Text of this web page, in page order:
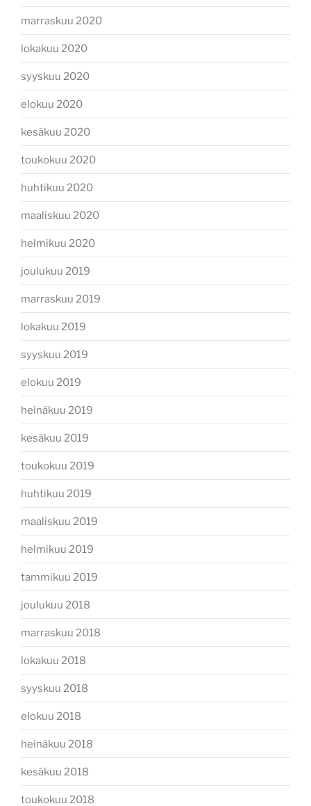
marraskuu 2020
lokakuu 2020
syyskuu 2020
elokuu 2020
kesäkuu 2020
toukokuu 2020
huhtikuu 2020
maaliskuu 2020
helmikuu 2020
joulukuu 2019
marraskuu 2019
lokakuu 2019
syyskuu 2019
elokuu 2019
heinäkuu 2019
kesäkuu 2019
toukokuu 2019
huhtikuu 2019
maaliskuu 2019
helmikuu 2019
tammikuu 2019
joulukuu 2018
marraskuu 2018
lokakuu 2018
syyskuu 2018
elokuu 2018
heinäkuu 2018
kesäkuu 2018
toukokuu 2018